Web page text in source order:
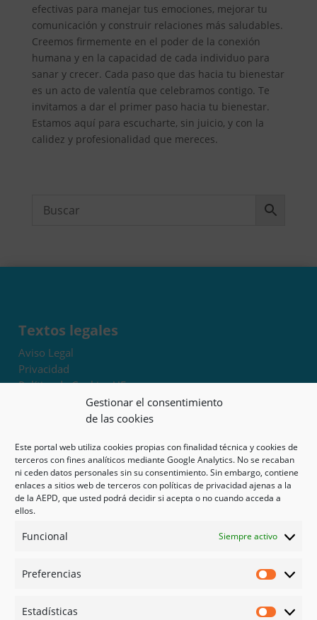
Gestionar el consentimiento
de las cookies
Este portal web utiliza cookies propias con finalidad técnica y cookies de
terceros con fines analíticos mediante Google Analytics. No se recaban
ni ceden datos personales sin su consentimiento. Sin embargo, contiene
enlaces a sitios web de terceros con políticas de privacidad ajenas a la
de la AEPD, que usted podrá decidir si acepta o no cuando acceda a
ellos.
Funcional Siempre activo
Preferencias
Estadísticas
efectivas para manejar tus emociones, mejorar tu
comunicación y construir relaciones más saludables.
Creemos firmemente en el poder de la conexión
humana y en la capacidad de cada individuo para
sanar y crecer. Cada paso que das hacia tu bienestar
es un acto de valentía que celebramos contigo. Te
invitamos a dar el primer paso hacia tu bienestar.
Estamos aquí para escucharte, sin juicio, y con la
calidez y profesionalidad que mereces.
Textos legales
Aviso Legal
Privacidad
Política de Cookies UE
Términos y condiciones
Exoneración de responsabilidad
Mapa del sitio
Mi cuenta
Tienda
Psicología en Murcia
Guías
Redes sociales
Instagram